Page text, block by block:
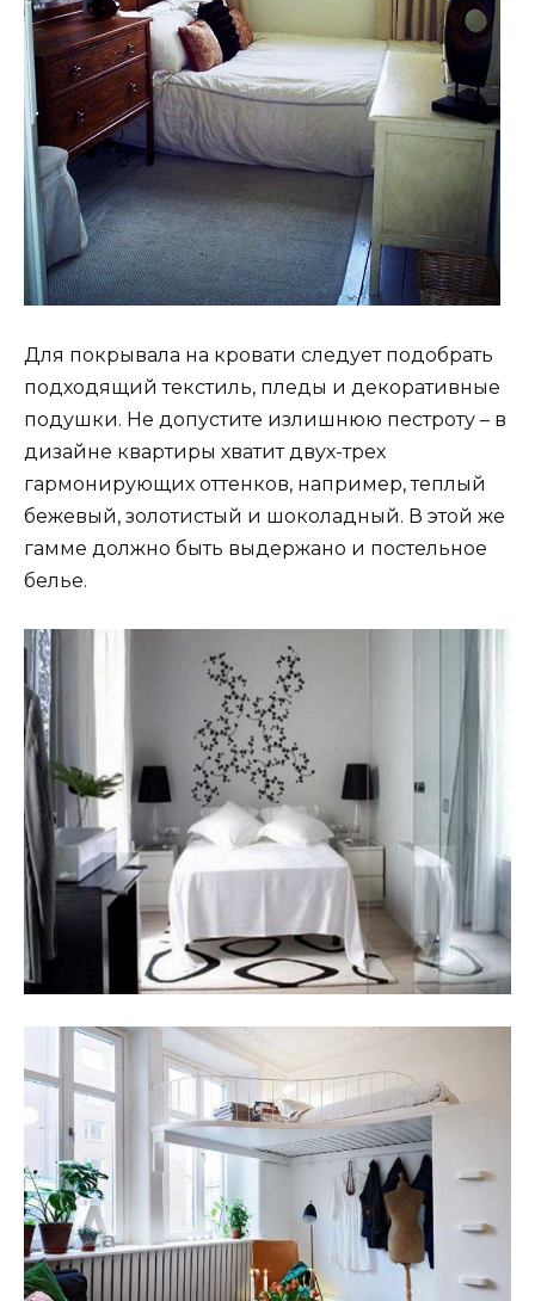
Для покрывала на кровати следует подобрать
подходящий текстиль, пледы и декоративные
подушки. Не допустите излишнюю пестроту – в
дизайне квартиры хватит двух-трех
гармонирующих оттенков, например, теплый
бежевый, золотистый и шоколадный. В этой же
гамме должно быть выдержано и постельное
белье.